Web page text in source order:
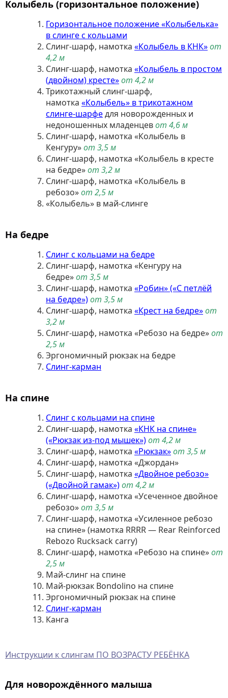
Колыбель (горизонтальное положение)
Горизонтальное положение «Колыбелька»
в слинге с кольцами
Слинг-шарф, намотка «Колыбель в КНК»от
4,2 м
Слинг-шарф, намотка «Колыбель в простом
(двойном) кресте»от 4,2 м
Трикотажный слинг-шарф,
намотка «Колыбель» в трикотажном
слинге-шарфедля новорожденных и
недоношенных младенцевот 4,6 м
Слинг-шарф, намотка «Колыбель в
Кенгуру»от 3,5 м
Слинг-шарф, намотка «Колыбель в кресте
на бедре»от 3,2 м
Слинг-шарф, намотка «Колыбель в
ребозо»от 2,5 м
«Колыбель» в май-слинге
На бедре
Слинг с кольцами на бедре
Слинг-шарф, намотка «Кенгуру на
бедре»от 3,5 м
Слинг-шарф, намотка «Робин» («С петлёй
на бедре»)от 3,5 м
Слинг-шарф, намотка «Крест на бедре»от
3,2 м
Слинг-шарф, намотка «Ребозо на бедре»от
2,5 м
Эргономичный рюкзак на бедре
Слинг-карман
На спине
Слинг с кольцами на спине
Слинг-шарф, намотка «КНК на спине»
(«Рюкзак из-под мышек»)от 4,2 м
Слинг-шарф, намотка «Рюкзак»от 3,5 м
Слинг-шарф, намотка «Джордан»
Слинг-шарф, намотка «Двойное ребозо»
(«Двойной гамак»)от 4,2 м
Слинг-шарф, намотка «Усеченное двойное
ребозо»от 3,5 м
Слинг-шарф, намотка «Усиленное ребозо
на спине» (намотка RRRR — Rear Reinforced
Rebozo Rucksack carry)
Слинг-шарф, намотка «Ребозо на спине»от
2,5 м
Май-слинг на спине
Май-рюкзак Bondolino на спине
Эргономичный рюкзак на спине
Слинг-карман
Канга
Инструкции к слингам ПО ВОЗРАСТУ РЕБЁНКА
Для новорождённого малыша